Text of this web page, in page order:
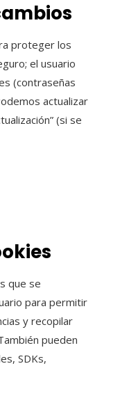
proteger los
el usuario
(contraseñas
actualizar
(si se
que se
para permitir
y recopilar
pueden
SDKs,